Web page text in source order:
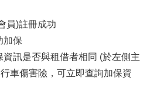
員)註冊成功
加保
資訊是否與租借者相同 (於左側主
車傷害險，可立即查詢加保資